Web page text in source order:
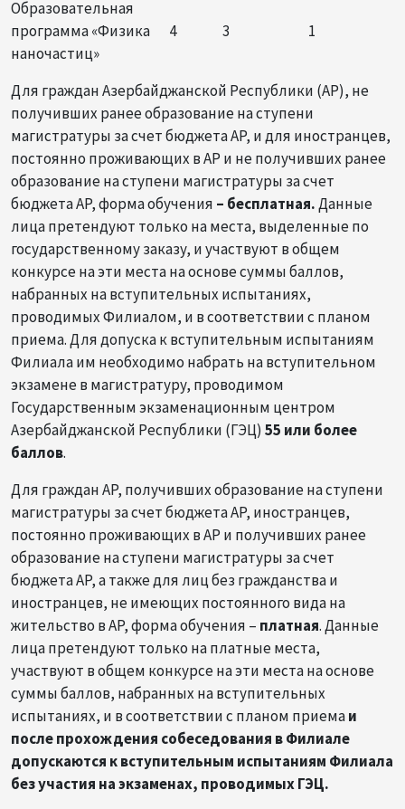
Образовательная
программа «Физика
наночастиц»
4 3 1
Для граждан Азербайджанской Республики (АР), не
получивших ранее образование на ступени
магистратуры за счет бюджета АР, и для иностранцев,
постоянно проживающих в АР и не получивших ранее
образование на ступени магистратуры за счет
бюджета АР, форма обучения – бесплатная.Данные
лица претендуют только на места, выделенные по
государственному заказу, и участвуют в общем
конкурсе на эти места на основе суммы баллов,
набранных на вступительных испытаниях,
проводимых Филиалом, и в соответствии с планом
приема. Для допуска к вступительным испытаниям
Филиала им необходимо набрать на вступительном
экзамене в магистратуру, проводимом
Государственным экзаменационным центром
Азербайджанской Республики (ГЭЦ) 55 или более
баллов.
Для граждан АР, получивших образование на ступени
магистратуры за счет бюджета АР, иностранцев,
постоянно проживающих в АР и получивших ранее
образование на ступени магистратуры за счет
бюджета АР, а также для лиц без гражданства и
иностранцев, не имеющих постоянного вида на
жительство в АР, форма обучения – платная. Данные
лица претендуют только на платные места,
участвуют в общем конкурсе на эти места на основе
суммы баллов, набранных на вступительных
испытаниях, и в соответствии с планом приемаи
после прохождения собеседования в Филиале
допускаются к вступительным испытаниям Филиала
без участия на экзаменах, проводимых ГЭЦ.